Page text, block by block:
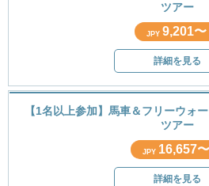
ツアー
JPY 9,201〜
詳細を見る
【1名以上参加】馬車＆フリーウォ
ツアー
JPY 16,657〜
詳細を見る